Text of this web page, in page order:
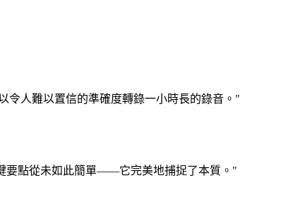
令人難以置信的準確度轉錄一小時長的錄音。"
要點從未如此簡單——它完美地捕捉了本質。"